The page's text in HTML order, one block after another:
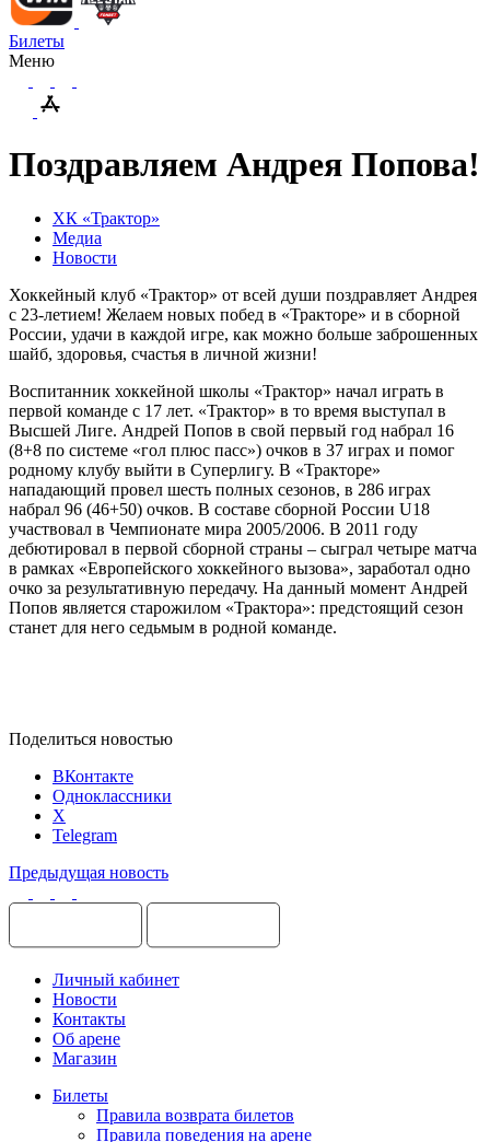
Билеты
Меню
Поздравляем Андрея Попова!
ХК «Трактор»
Медиа
Новости
Хоккейный клуб «Трактор» от всей души поздравляет Андрея
с 23-летием! Желаем новых побед в «Тракторе» и в сборной
России, удачи в каждой игре, как можно больше заброшенных
шайб, здоровья, счастья в личной жизни!
Воспитанник хоккейной школы «Трактор» начал играть в
первой команде с 17 лет. «Трактор» в то время выступал в
Высшей Лиге. Андрей Попов в свой первый год набрал 16
(8+8 по системе «гол плюс пасс») очков в 37 играх и помог
родному клубу выйти в Суперлигу. В «Тракторе»
нападающий провел шесть полных сезонов, в 286 играх
набрал 96 (46+50) очков. В составе сборной России U18
участвовал в Чемпионате мира 2005/2006. В 2011 году
дебютировал в первой сборной страны – сыграл четыре матча
в рамках «Европейского хоккейного вызова», заработал одно
очко за результативную передачу. На данный момент Андрей
Попов является старожилом «Трактора»: предстоящий сезон
станет для него седьмым в родной команде.
Поделиться новостью
ВКонтакте
Одноклассники
X
Telegram
Предыдущая новость
Личный кабинет
Новости
Контакты
Об арене
Магазин
Билеты
Правила возврата билетов
Правила поведения на арене